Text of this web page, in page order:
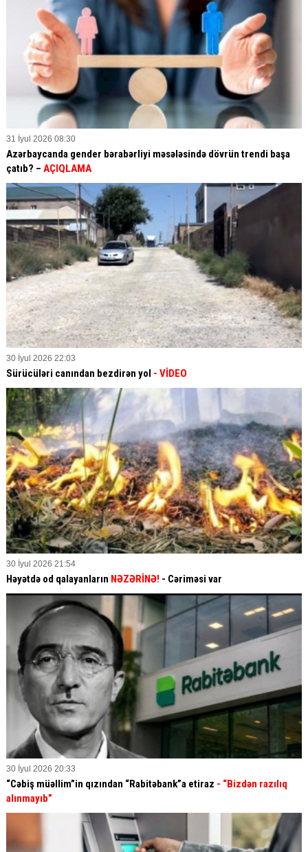
31 İyul 2026 08:30
Azərbaycanda gender bərabərliyi məsələsində dövrün trendi başa
çatıb? – AÇIQLAMA
30 İyul 2026 22:03
Sürücüləri canından bezdirən yol - VİDEO
30 İyul 2026 21:54
Həyətdə od qalayanların NƏZƏRİNƏ! - Cəriməsi var
30 İyul 2026 20:33
“Cəbiş müəllim”in qızından “Rabitəbank”a etiraz - “Bizdən razılıq
alınmayıb”